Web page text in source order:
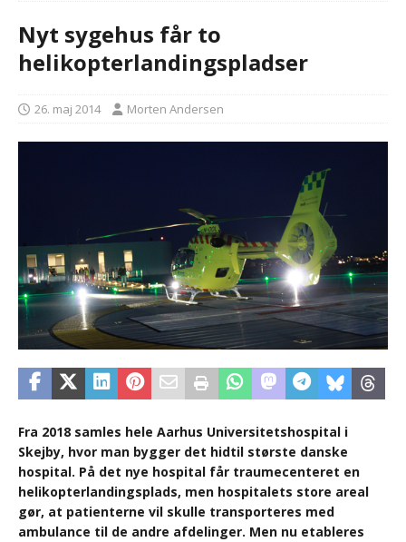
Nyt sygehus får to
helikopterlandingspladser
26. maj 2014 Morten Andersen
Fra 2018 samles hele Aarhus Universitetshospital i
Skejby, hvor man bygger det hidtil største danske
hospital. På det nye hospital får traumecenteret en
helikopterlandingsplads, men hospitalets store areal
gør, at patienterne vil skulle transporteres med
ambulance til de andre afdelinger. Men nu etableres